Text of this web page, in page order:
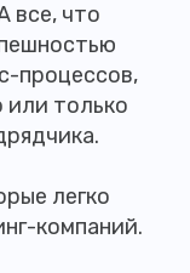
все, что
процессов,
или только
легко
компаний.